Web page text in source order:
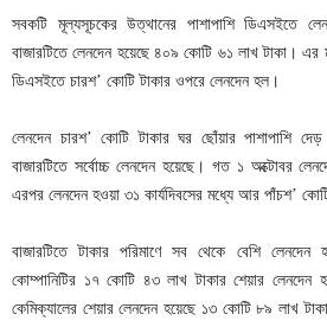
সবকটি মূল্যসূচকের উত্থানের পাশাপাশি ডিএসইতে
বাজারটিতে লেনদেন হয়েছে ৪০৯ কোটি ৬১ লাখ টাকা। এর
ডিএসইতে চারশ’ কোটি টাকার ওপরে লেনদেন হল।
লেনদেন চারশ’ কোটি টাকার ঘর ছোঁয়ার পাশাপাশি
বাজারটিতে সর্বোচ্চ লেনদেন হয়েছে। গত ১ অক্টোবর
এরপর লেনদেন হওয়া ৩১ কার্যদিবসের মধ্যে আর পাঁচশ’
বাজারটিতে টাকার পরিমাণে সব থেকে বেশি লেনদেন
কোম্পানিটির ১৭ কোটি ৪৩ লাখ টাকার শেয়ার লেনদেন
কেমিক্যালের শেয়ার লেনদেন হয়েছে ১৩ কোটি ৮৯ লাখ